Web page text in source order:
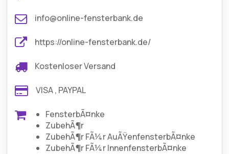
info@online-fensterbank.de
https://online-fensterbank.de/
Kostenloser Versand
VISA , PAYPAL
FensterbÃ¤nke
ZubehÃ¶r
ZubehÃ¶r FÃ¼r AuÃŸenfensterbÃ¤nke
ZubehÃ¶r FÃ¼r InnenfensterbÃ¤nke